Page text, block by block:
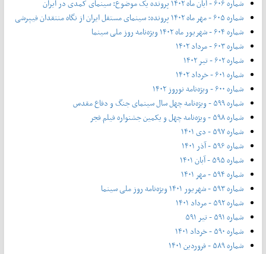
شماره ۶۰۶ - آبان ماه ۱۴۰۲ پرونده یک موضوع: سینمای کمدی در ایران
شماره ۶۰۵ - مهر ماه ۱۴۰۲ پرونده: سینمای مستقل ایران از نگاه منتقدان فیپرشی
شماره ۶۰۴ - شهریور ماه ۱۴۰۲ ویژه‌نامه روز ملی سینما
شماره ۶۰۳ - مرداد ۱۴۰۲
شماره ۶۰۲ - تیر ۱۴۰۲
شماره ۶۰۱ - خرداد ۱۴۰۲
شماره ۶۰۰ - ویژه‌نامه نوروز ۱۴۰۲
شماره ۵۹۹ - ویژه‌نامه چهل سال سینمای جنگ و دفاع مقدس
شماره ۵۹۸ - ویژه‌نامه چهل و یکمین جشنواره فیلم فجر
شماره ۵۹۷ - دی ۱۴۰۱
شماره ۵۹۶ - آذر ۱۴۰۱
شماره ۵۹۵ - آبان ۱۴۰۱
شماره ۵۹۴ - مهر ۱۴۰۱
شماره ۵۹۳ - شهریور ۱۴۰۱ ویژه‌نامه روز ملی سینما
شماره ۵۹۲ - مرداد ۱۴۰۱
شماره ۵۹۱ - تیر ۵۹۱
شماره ۵۹۰ - خرداد ۱۴۰۱
شماره ۵۸۹ - فروردین ۱۴۰۱